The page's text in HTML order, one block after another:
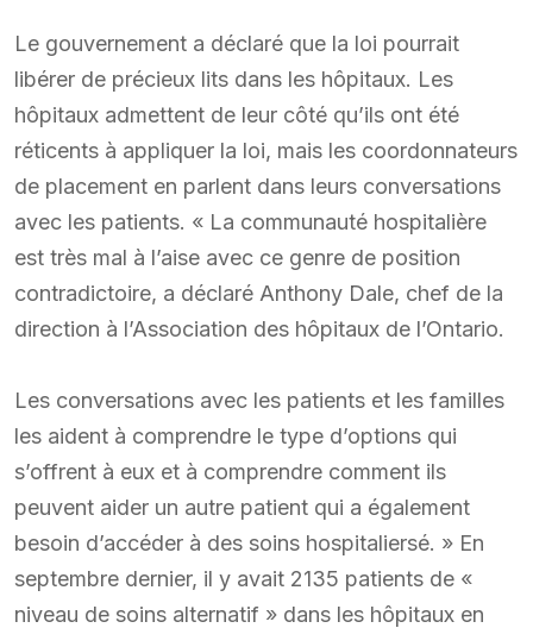
Le gouvernement a déclaré que la loi pourrait
libérer de précieux lits dans les hôpitaux. Les
hôpitaux admettent de leur côté qu’ils ont été
réticents à appliquer la loi, mais les coordonnateurs
de placement en parlent dans leurs conversations
avec les patients. « La communauté hospitalière
est très mal à l’aise avec ce genre de position
contradictoire, a déclaré Anthony Dale, chef de la
direction à l’Association des hôpitaux de l’Ontario.
Les conversations avec les patients et les familles
les aident à comprendre le type d’options qui
s’offrent à eux et à comprendre comment ils
peuvent aider un autre patient qui a également
besoin d’accéder à des soins hospitaliersé. » En
septembre dernier, il y avait 2135 patients de «
niveau de soins alternatif » dans les hôpitaux en